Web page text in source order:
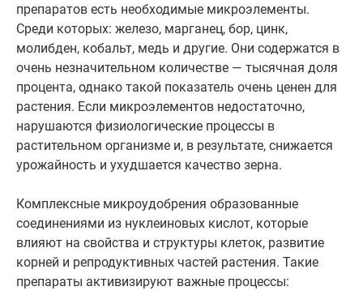
препаратов есть необходимые микроэлементы.
Среди которых: железо, марганец, бор, цинк,
молибден, кобальт, медь и другие. Они содержатся в
очень незначительном количестве — тысячная доля
процента, однако такой показатель очень ценен для
растения. Если микроэлементов недостаточно,
нарушаются физиологические процессы в
растительном организме и, в результате, снижается
урожайность и ухудшается качество зерна.
Комплексные микроудобрения образованные
соединениями из нуклеиновых кислот, которые
влияют на свойства и структуры клеток, развитие
корней и репродуктивных частей растения. Такие
препараты активизируют важные процессы: